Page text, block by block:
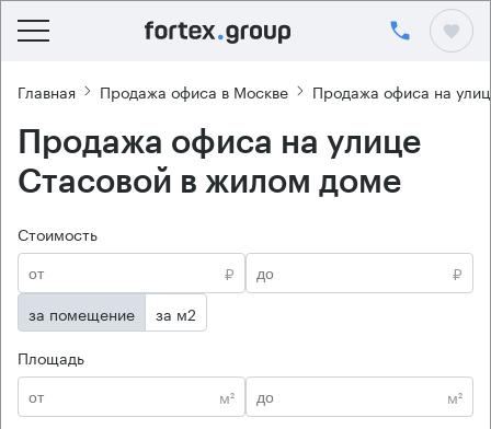
Главная Продажа офиса в Москве Продажа офиса на
Продажа офиса на улице
Стасовой в жилом доме
Стоимость
₽
₽
за помещение
за м2
Площадь
м²
м²